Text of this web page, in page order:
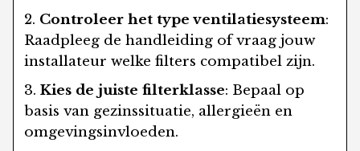
Controleer het type ventilatiesysteem:
Raadpleeg de handleiding of vraag jouw
installateur welke filters compatibel zijn.
Kies de juiste filterklasse: Bepaal op
basis van gezinssituatie, allergieën en
omgevingsinvloeden.